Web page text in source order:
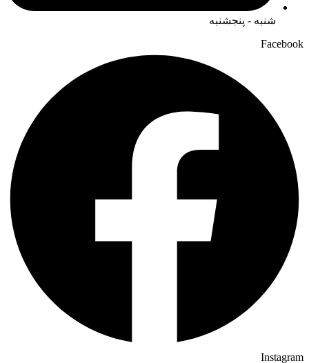
شنبه - پنجشنبه
Facebook
Instagram